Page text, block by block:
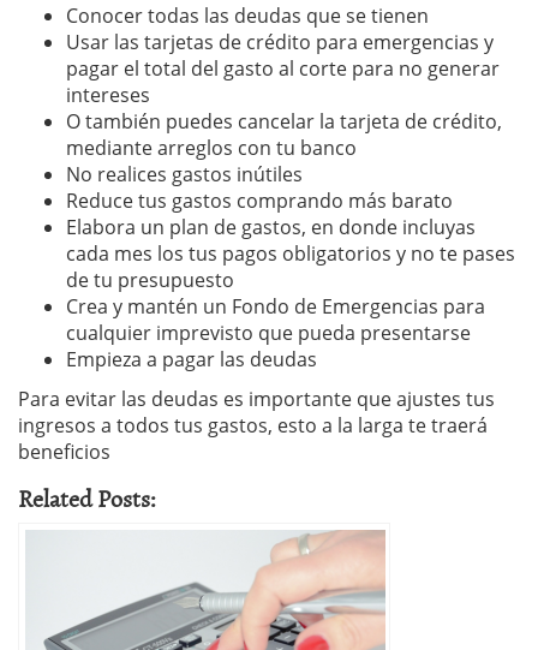
Conocer todas las deudas que se tienen
Usar las tarjetas de crédito para emergencias y
pagar el total del gasto al corte para no generar
intereses
O también puedes cancelar la tarjeta de crédito,
mediante arreglos con tu banco
No realices gastos inútiles
Reduce tus gastos comprando más barato
Elabora un plan de gastos, en donde incluyas
cada mes los tus pagos obligatorios y no te pases
de tu presupuesto
Crea y mantén un Fondo de Emergencias para
cualquier imprevisto que pueda presentarse
Empieza a pagar las deudas
Para evitar las deudas es importante que ajustes tus
ingresos a todos tus gastos, esto a la larga te traerá
beneficios
Related Posts: